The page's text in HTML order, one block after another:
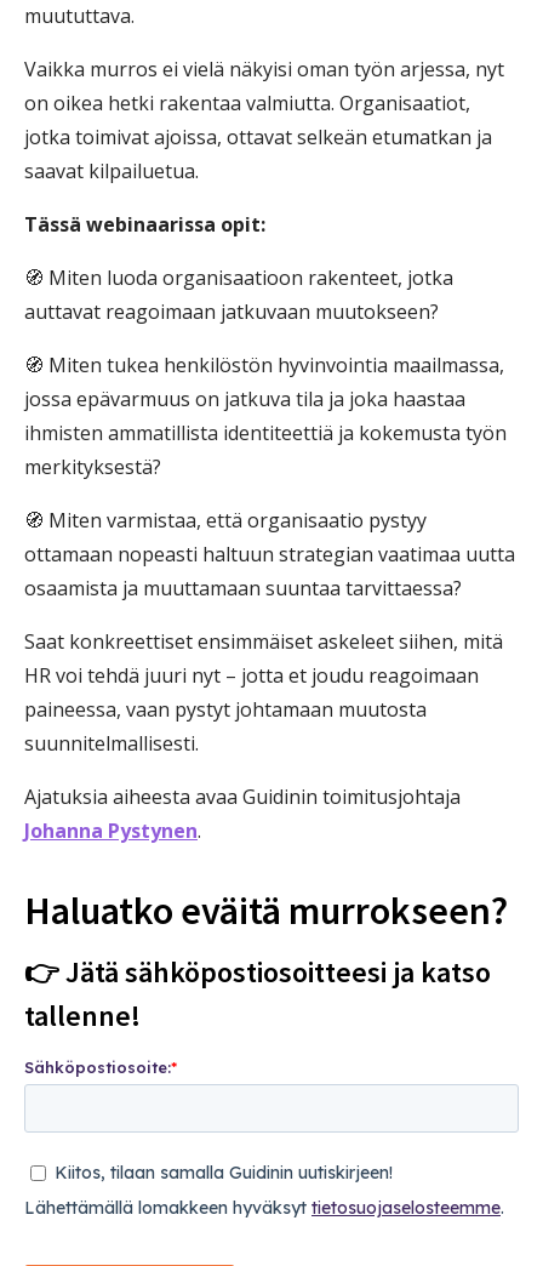
muututtava.
Vaikka murros ei vielä näkyisi oman työn arjessa, nyt
on oikea hetki rakentaa valmiutta. Organisaatiot,
jotka toimivat ajoissa, ottavat selkeän etumatkan ja
saavat kilpailuetua.
Tässä webinaarissa opit:
🧭 Miten luoda organisaatioon rakenteet, jotka
auttavat reagoimaan jatkuvaan muutokseen?
🧭 Miten tukea henkilöstön hyvinvointia maailmassa,
jossa epävarmuus on jatkuva tila ja joka haastaa
ihmisten ammatillista identiteettiä ja kokemusta työn
merkityksestä?
🧭 Miten varmistaa, että organisaatio pystyy
ottamaan nopeasti haltuun strategian vaatimaa uutta
osaamista ja muuttamaan suuntaa tarvittaessa?
Saat konkreettiset ensimmäiset askeleet siihen, mitä
HR voi tehdä juuri nyt – jotta et joudu reagoimaan
paineessa, vaan pystyt johtamaan muutosta
suunnitelmallisesti.
Ajatuksia aiheesta avaa Guidinin toimitusjohtaja
Johanna Pystynen.
Haluatko eväitä murrokseen?
👉 Jätä sähköpostiosoitteesi ja katso
tallenne!